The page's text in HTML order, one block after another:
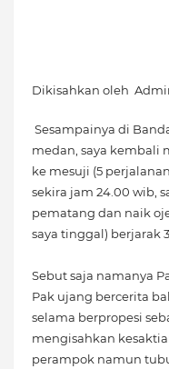
Dikisahkan oleh
Sesampainya di
medan, saya kembali
ke mesuji (5
sekira jam 24.00 wib,
pematang dan naik
saya tinggal) berjarak
Sebut saja namanya
Pak ujang bercerita
selama berpropesi
mengisahkan
perampok namun